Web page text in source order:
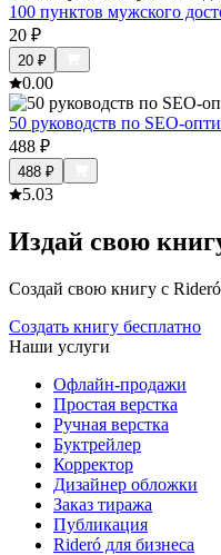
100 пунктов мужского
20 ₽
20 ₽
0.00
50 руководств по SEO-
488 ₽
488 ₽
5.03
Издай свою
Создай свою книгу с
Создать книгу бесплатно
Наши услуги
Офлайн-продажи
Простая верстка
Ручная верстка
Буктрейлер
Корректор
Дизайнер обложки
Заказ тиража
Публикация
Rideró для бизнеса